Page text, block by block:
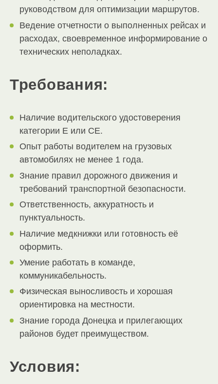
руководством для оптимизации маршрутов.
Ведение отчетности о выполненных рейсах и
расходах, своевременное информирование о
технических неполадках.
Требования:
Наличие водительского удостоверения
категории E или CE.
Опыт работы водителем на грузовых
автомобилях не менее 1 года.
Знание правил дорожного движения и
требований транспортной безопасности.
Ответственность, аккуратность и
пунктуальность.
Наличие медкнижки или готовность её
оформить.
Умение работать в команде,
коммуникабельность.
Физическая выносливость и хорошая
ориентировка на местности.
Знание города Донецка и прилегающих
районов будет преимуществом.
Условия: